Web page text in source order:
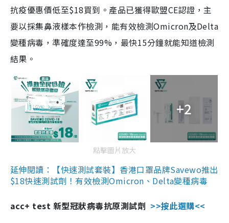
抗疫優惠價低至$18買到。產品已獲得歐盟CE認證，主
要以採集鼻液樣本作檢測，能有效檢測Omicron及Delta
變種病毒，準確度達至99%，最快15分鐘就能知道檢測
結果。
+2
點擊圖片放大
延伸閱讀：【快速測試套裝】香港口罩品牌Savewo推出
$18快速測試劑！有效檢測Omicron、Delta變種病毒
acc+ test 新型冠狀病毒抗原測試劑 >>按此選購<<